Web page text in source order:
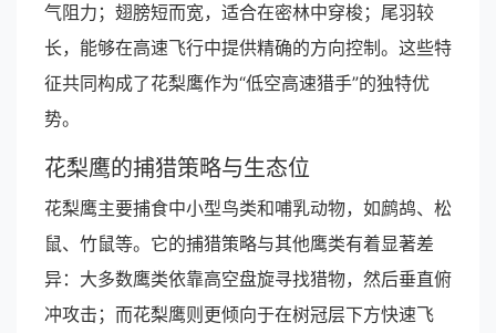
气阻力；翅膀短而宽，适合在密林中穿梭；尾羽较
长，能够在高速飞行中提供精确的方向控制。这些特
征共同构成了花梨鹰作为“低空高速猎手”的独特优
势。
花梨鹰的捕猎策略与生态位
花梨鹰主要捕食中小型鸟类和哺乳动物，如鹧鸪、松
鼠、竹鼠等。它的捕猎策略与其他鹰类有着显著差
异：大多数鹰类依靠高空盘旋寻找猎物，然后垂直俯
冲攻击；而花梨鹰则更倾向于在树冠层下方快速飞